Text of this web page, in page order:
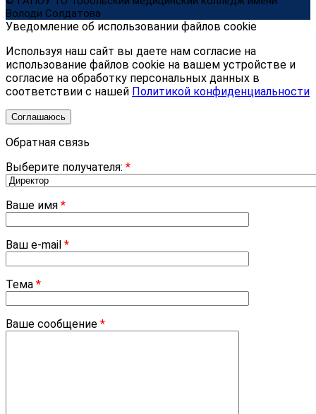
Володи Солдатова
Уведомление об использовании файлов cookie
Используя наш сайт вы даете нам согласие на
использование файлов cookie на вашем устройстве и
согласие на обработку персональных данных в
соответствии с нашей Политикой конфиденциальности
Соглашаюсь
Обратная связь
Выберите получателя: *
Ваше имя *
Ваш e-mail *
Тема *
Ваше сообщение *